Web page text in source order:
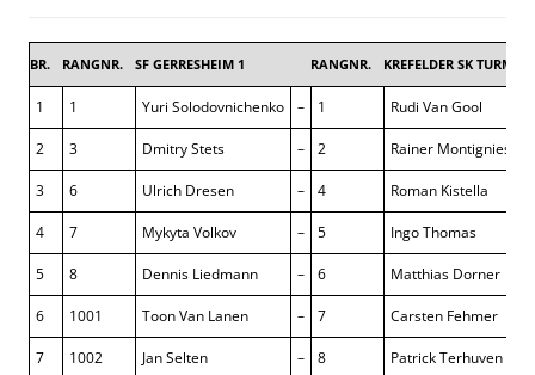
BR. RANGNR. SF GERRESHEIM 1 RANGNR. KREFELDER SK TURM 1
1 1 Yuri Solodovnichenko – 1 Rudi Van Gool
2 3 Dmitry Stets – 2 Rainer Montignies
3 6 Ulrich Dresen – 4 Roman Kistella
4 7 Mykyta Volkov – 5 Ingo Thomas
5 8 Dennis Liedmann – 6 Matthias Dorner
6 1001 Toon Van Lanen – 7 Carsten Fehmer
7 1002 Jan Selten – 8 Patrick Terhuven